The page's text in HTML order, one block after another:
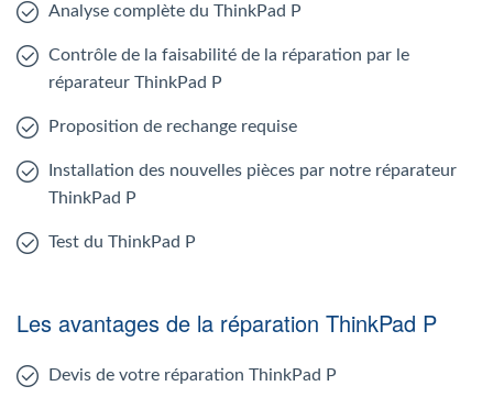
Analyse complète du ThinkPad P
Contrôle de la faisabilité de la réparation par le
réparateur ThinkPad P
Proposition de rechange requise
Installation des nouvelles pièces par notre réparateur
ThinkPad P
Test du ThinkPad P
Les avantages de la réparation ThinkPad P
Devis de votre réparation ThinkPad P